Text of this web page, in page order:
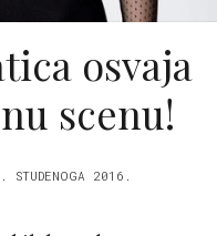
osvaja
scenu!
STUDENOGA 2016.